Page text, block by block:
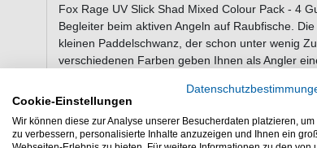
Fox Rage UV Slick Shad Mixed Colour Pack - 4
Begleiter beim aktiven Angeln auf Raubfische.
kleinen Paddelschwanz, der schon unter wenig
verschiedenen Farben geben Ihnen als Angler
Köderfarbe. So können Sie die Köderfarbe an
Wasserfarbe und Witterungsverhältnisse
Jigkopf auch an einem Offsethaken montieren.
Cookie-Einstellungen
Wir können diese zur Analyse unserer Besucherdaten platzieren,
zu verbessern, personalisierte Inhalte anzuzeigen und Ihnen ein